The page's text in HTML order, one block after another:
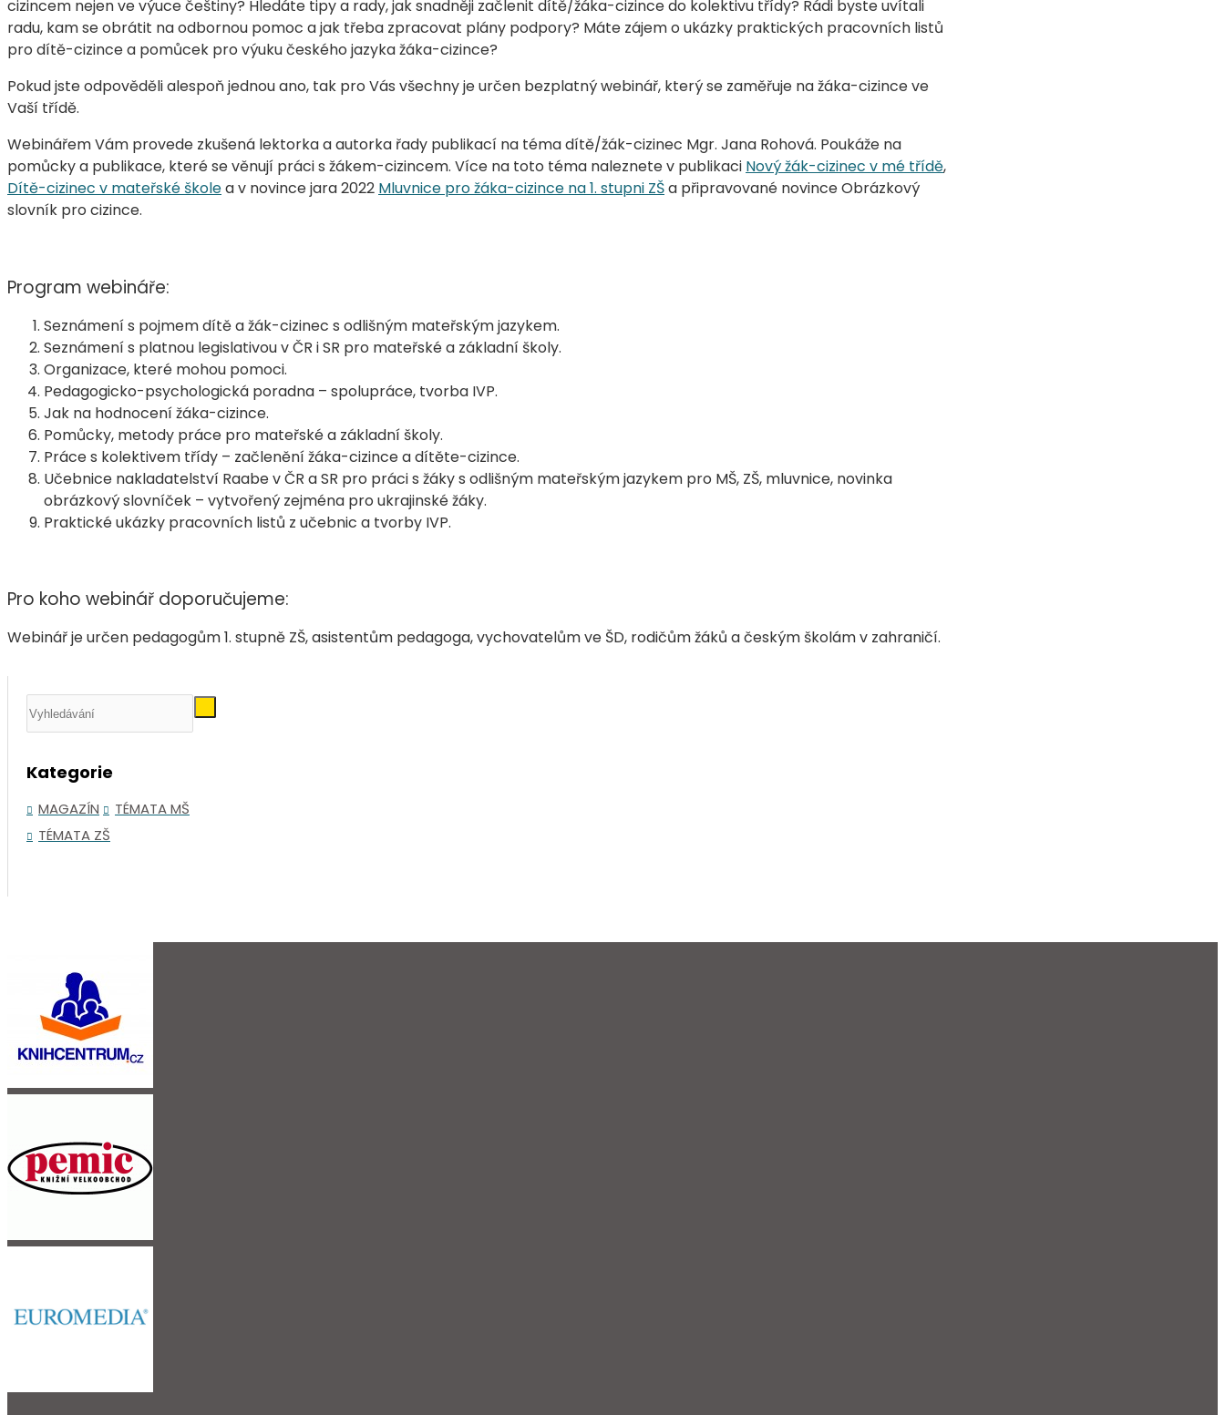
cizincem nejen ve výuce češtiny? Hledáte tipy a rady, jak snadněji začlenit dítě/žáka-cizince do kolektivu třídy? Rádi byste uvítali
radu, kam se obrátit na odbornou pomoc a jak třeba zpracovat plány podpory? Máte zájem o ukázky praktických pracovních listů
pro dítě-cizince a pomůcek pro výuku českého jazyka žáka-cizince?
Pokud jste odpověděli alespoň jednou ano, tak pro Vás všechny je určen bezplatný webinář, který se zaměřuje na žáka-cizince ve
Vaší třídě.
Webinářem Vám provede zkušená lektorka a autorka řady publikací na téma dítě/žák-cizinec Mgr. Jana Rohová. Poukáže na
pomůcky a publikace, které se věnují práci s žákem-cizincem. Více na toto téma naleznete v publikaci Nový žák-cizinec v mé třídě,
Dítě-cizinec v mateřské školea v novince jara 2022 Mluvnice pro žáka-cizince na 1. stupni ZŠa připravované novince Obrázkový
slovník pro cizince.
Program webináře:
Seznámení s pojmem dítě a žák-cizinec s odlišným mateřským jazykem.
Seznámení s platnou legislativou v ČR i SR pro mateřské a základní školy.
Organizace, které mohou pomoci.
Pedagogicko-psychologická poradna – spolupráce, tvorba IVP.
Jak na hodnocení žáka-cizince.
Pomůcky, metody práce pro mateřské a základní školy.
Práce s kolektivem třídy – začlenění žáka-cizince a dítěte-cizince.
Učebnice nakladatelství Raabe v ČR a SR pro práci s žáky s odlišným mateřským jazykem pro MŠ, ZŠ, mluvnice, novinka
obrázkový slovníček – vytvořený zejména pro ukrajinské žáky.
Praktické ukázky pracovních listů z učebnic a tvorby IVP.
Pro koho webinář doporučujeme:
Webinář je určen pedagogům 1. stupně ZŠ, asistentům pedagoga, vychovatelům ve ŠD, rodičům žáků a českým školám v zahraničí.
Kategorie
MAGAZÍN
TÉMATA MŠ
TÉMATA ZŠ